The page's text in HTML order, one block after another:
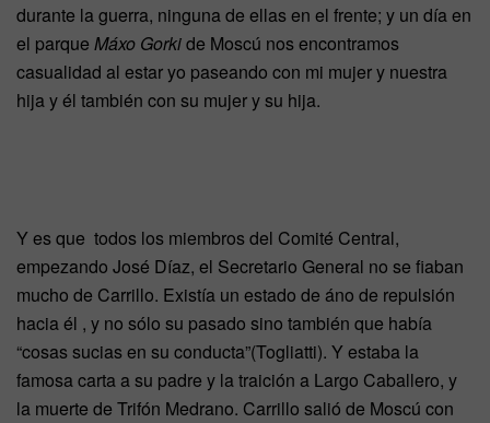
durante la guerra, ninguna de ellas en el frente; y un día en
el parque Máxo Gorkide Moscú nos encontramos
casualidad al estar yo paseando con mi mujer y nuestra
hija y él también con su mujer y su hija.
Y es que todos los miembros del Comité Central,
empezando José Díaz, el Secretario General no se fiaban
mucho de Carrillo. Existía un estado de áno de repulsión
hacia él , y no sólo su pasado sino también que había
“cosas sucias en su conducta”(Togliatti). Y estaba la
famosa carta a su padre y la traición a Largo Caballero, y
la muerte de Trifón Medrano. Carrillo salió de Moscú con